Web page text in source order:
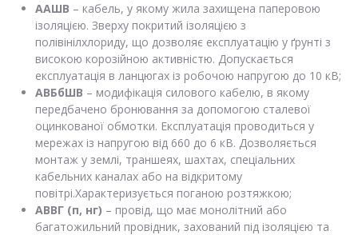
ААШВ – кабель, у якому жила захищена паперовою
ізоляцією. Зверху покритий ізоляцією з
полівінілхлориду, що дозволяє експлуатацію у ґрунті з
високою корозійною активністю. Допускається
експлуатація в ланцюгах із робочою напругою до 10 кВ;
АВБбШВ – модифікація силового кабелю, в якому
передбачено бронювання за допомогою сталевої
оцинкованої обмотки. Експлуатація проводиться у
мережах із напругою від 660 до 6 кВ. Дозволяється
монтаж у землі, траншеях, шахтах, спеціальних
кабельних каналах або на відкритому
повітрі.Характеризується поганою розтяжкою;
АВВГ (п, нг) – провід, що має монолітний або
багатожильний провідник, захований під ізоляцією та